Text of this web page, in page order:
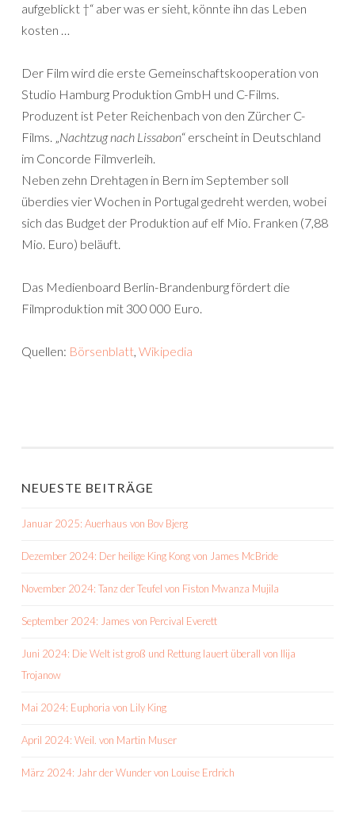
aufgeblickt †“ aber was er sieht, könnte ihn das Leben
kosten …
Der Film wird die erste Gemeinschaftskooperation von
Studio Hamburg Produktion GmbH und C-Films.
Produzent ist Peter Reichenbach von den Zürcher C-
Films. „Nachtzug nach Lissabon“ erscheint in Deutschland
im Concorde Filmverleih.
Neben zehn Drehtagen in Bern im September soll
überdies vier Wochen in Portugal gedreht werden, wobei
sich das Budget der Produktion auf elf Mio. Franken (7,88
Mio. Euro) beläuft.
Das Medienboard Berlin-Brandenburg fördert die
Filmproduktion mit 300 000 Euro.
Quellen: Börsenblatt, Wikipedia
NEUESTE BEITRÄGE
Januar 2025: Auerhaus von Bov Bjerg
Dezember 2024: Der heilige King Kong von James McBride
November 2024: Tanz der Teufel von Fiston Mwanza Mujila
September 2024: James von Percival Everett
Juni 2024: Die Welt ist groß und Rettung lauert überall von Ilija
Trojanow
Mai 2024: Euphoria von Lily King
April 2024: Weil. von Martin Muser
März 2024: Jahr der Wunder von Louise Erdrich